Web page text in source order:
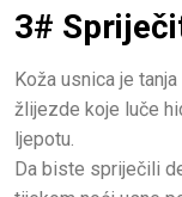
3#
Koža usnica je
žlijezde koje luče
ljepotu.
Da biste spriječili